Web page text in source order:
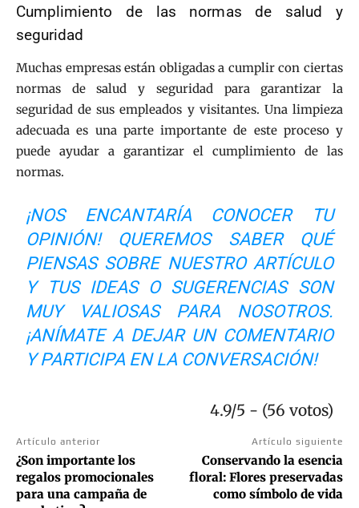
Cumplimiento de las normas de salud y
seguridad
Muchas empresas están obligadas a cumplir con ciertas
normas de salud y seguridad para garantizar la
seguridad de sus empleados y visitantes. Una limpieza
adecuada es una parte importante de este proceso y
puede ayudar a garantizar el cumplimiento de las
normas.
¡NOS ENCANTARÍA CONOCER TU
OPINIÓN! QUEREMOS SABER QUÉ
PIENSAS SOBRE NUESTRO ARTÍCULO
Y TUS IDEAS O SUGERENCIAS SON
MUY VALIOSAS PARA NOSOTROS.
¡ANÍMATE A DEJAR UN COMENTARIO
Y PARTICIPA EN LA CONVERSACIÓN!
4.9/5 - (56 votos)
Artículo anterior
¿Son importante los
regalos promocionales
para una campaña de
Artículo siguiente
Conservando la esencia
floral: Flores preservadas
como símbolo de vida